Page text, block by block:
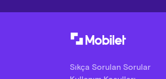
Sıkça Sorulan Sorular